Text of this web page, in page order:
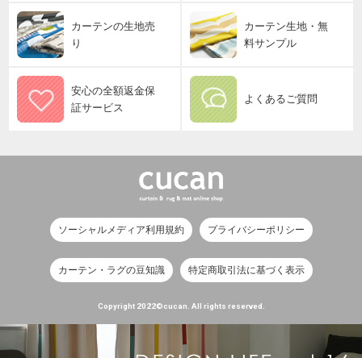
カーテンの生地売
り
カーテン生地・無
料サンプル
安心の全額返金保
証サービス
よくあるご質問
ソーシャルメディア利用規約 プライバシーポリシー
カーテン・ラグの豆知識 特定商取引法に基づく表示
Copyright 2022©cucan. All rights reserved.